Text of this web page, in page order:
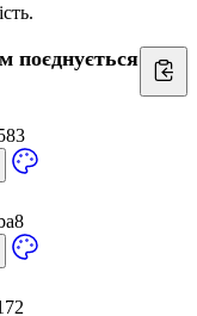
поєднується